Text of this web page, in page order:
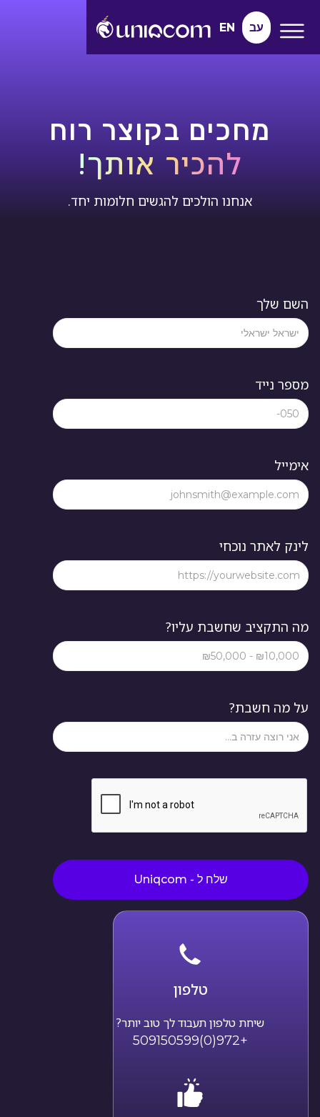
EN עב
מחכים בקוצר רוח
להכיר אותך!
אנחנו הולכים להגשים חלומות יחד.
השם שלך
מספר נייד
אימייל
לינק לאתר נוכחי
מה התקציב שחשבת עליו?
על מה חשבת?
טלפון
שיחת טלפון תעבוד לך טוב יותר?
+972(0)509150599